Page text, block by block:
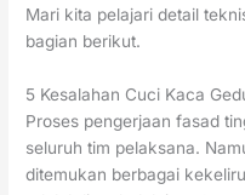
Mari kita pelajari detail
bagian berikut.
5 Kesalahan Cuci Kaca
Proses pengerjaan fasad
seluruh tim pelaksana.
ditemukan berbagai